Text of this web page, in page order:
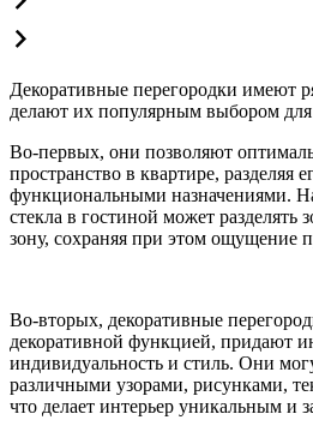
Декоративные перегородки имеют
делают их популярным выбором для
Во-первых, они позволяют
пространство в квартире, разделяя
функциональными назначениями.
стекла в гостиной может
зону, сохраняя при этом ощущение
Во-вторых, декоративные
декоративной функцией, придают
индивидуальность и стиль. Они
различными узорами, рисунками,
что делает интерьер уникальным и